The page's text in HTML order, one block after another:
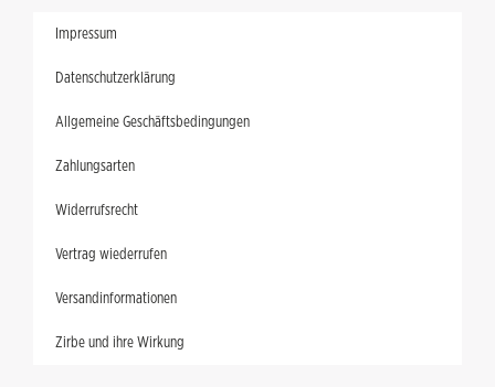
Impressum
Datenschutzerklärung
Allgemeine Geschäftsbedingungen
Zahlungsarten
Widerrufsrecht
Vertrag wiederrufen
Versandinformationen
Zirbe und ihre Wirkung